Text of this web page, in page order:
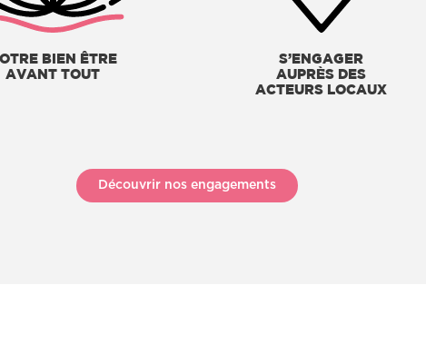
BIEN ÊTRE
AVANT TOUT
S’ENGAGER
AUPRÈS DES
ACTEURS LOCAUX
Découvrir nos engagements